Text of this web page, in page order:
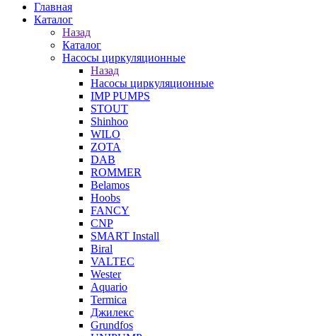
Главная
Каталог
Назад
Каталог
Насосы циркуляционные
Назад
Насосы циркуляционные
IMP PUMPS
STOUT
Shinhoo
WILO
ZOTA
DAB
ROMMER
Belamos
Hoobs
FANCY
CNP
SMART Install
Biral
VALTEC
Wester
Aquario
Termica
Джилекс
Grundfos